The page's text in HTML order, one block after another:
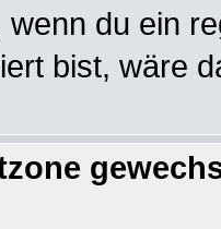
du ein
bist, wäre